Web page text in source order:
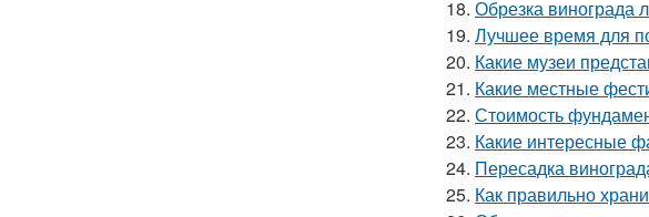
18. Обрезка винограда
19. Лучшее время для
20. Какие музеи
21. Какие местные
22. Стоимость
23. Какие интересные
24. Пересадка
25. Как правильно